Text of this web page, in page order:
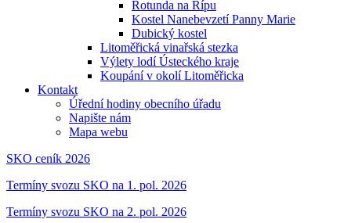
Rotunda na Řípu
Kostel Nanebevzetí Panny Marie
Dubický kostel
Litoměřická vinařská stezka
Výlety lodí Ústeckého kraje
Koupání v okolí Litoměřicka
Kontakt
Úřední hodiny obecního úřadu
Napište nám
Mapa webu
SKO ceník 2026
Termíny svozu SKO na 1. pol. 2026
Termíny svozu SKO na 2. pol. 2026